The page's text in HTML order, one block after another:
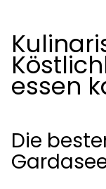
essen
Die